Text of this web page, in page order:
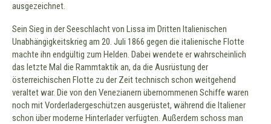
ausgezeichnet.
Sein Sieg in der Seeschlacht von Lissa im Dritten Italienischen
Unabhängigkeitskrieg am 20. Juli 1866 gegen die italienische Flotte
machte ihn endgültig zum Helden. Dabei wendete er wahrscheinlich
das letzte Mal die Rammtaktik an, da die Ausrüstung der
österreichischen Flotte zu der Zeit technisch schon weitgehend
veraltet war. Die von den Venezianern übernommenen Schiffe waren
noch mit Vorderladergeschützen ausgerüstet, während die Italiener
schon über moderne Hinterlader verfügten. Außerdem schoss man